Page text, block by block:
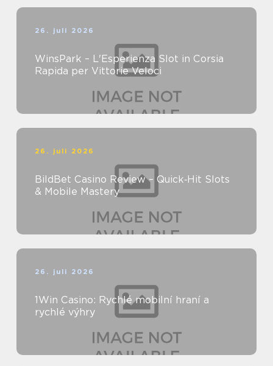
26. juli 2026
WinsPark – L'Esperienza Slot in Corsia
Rapida per Vittorie Veloci
26. juli 2026
BildBet Casino Review – Quick‑Hit Slots
& Mobile Mastery
26. juli 2026
1Win Casino: Rychlé mobilní hraní a
rychlé výhry